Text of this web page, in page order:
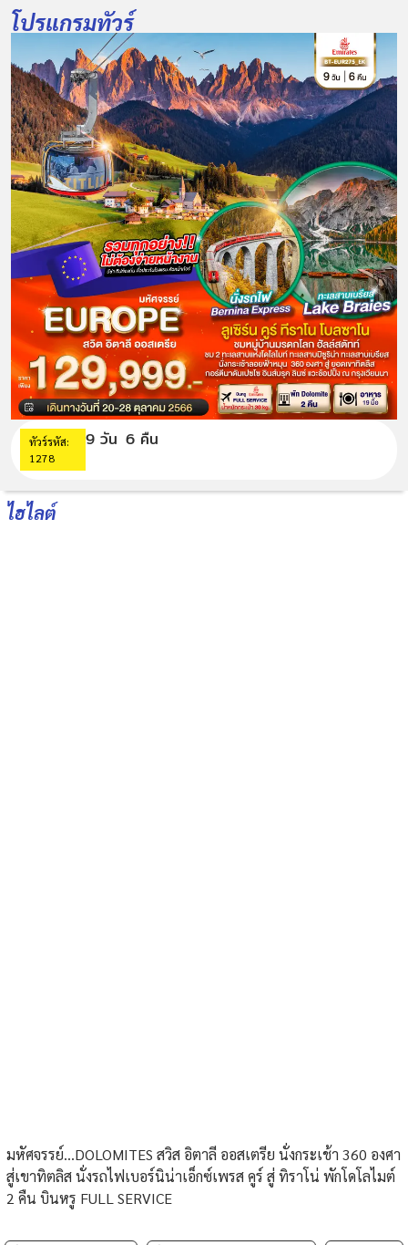
โปรแกรมทัวร์
ทัวร์รหัส:
1278
9 วัน 6 คืน
ไฮไลต์
มหัศจรรย์...DOLOMITES สวิส อิตาลี ออสเตรีย นั่งกระเช้า 360 องศา
สู่เขาทิตลิส นั่งรถไฟเบอร์นิน่าเอ็กซ์เพรส คูร์ สู่ ทิราโน่ พักโดโลไมต์
2 คืน บินหรู FULL SERVICE